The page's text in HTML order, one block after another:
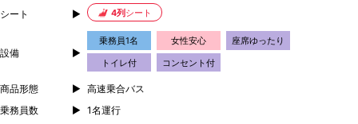
シート 4列 シート
設備
乗務員1名 女性安心 座席ゆったり
トイレ付 コンセント付
商品形態
高速乗合バス
乗務員数
1名運行